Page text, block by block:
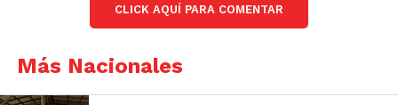
CLICK AQUÍ PARA COMENTAR
Más Nacionales